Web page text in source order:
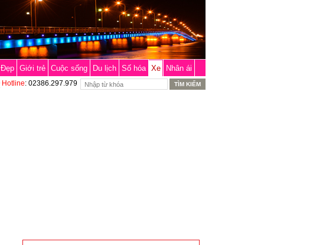
Đẹp Giới trẻ Cuộc sống Du lịch Số hóa Xe Nhân ái
Hotline: 02386.297.979